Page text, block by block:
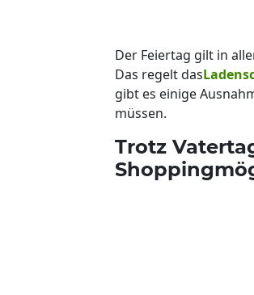
Der Feiertag gilt in
Das regelt das
gibt es einige
müssen.
Trotz